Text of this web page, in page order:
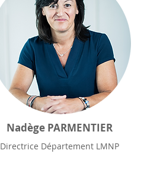
Nadège PARMENTIER
Directrice Département LMNP